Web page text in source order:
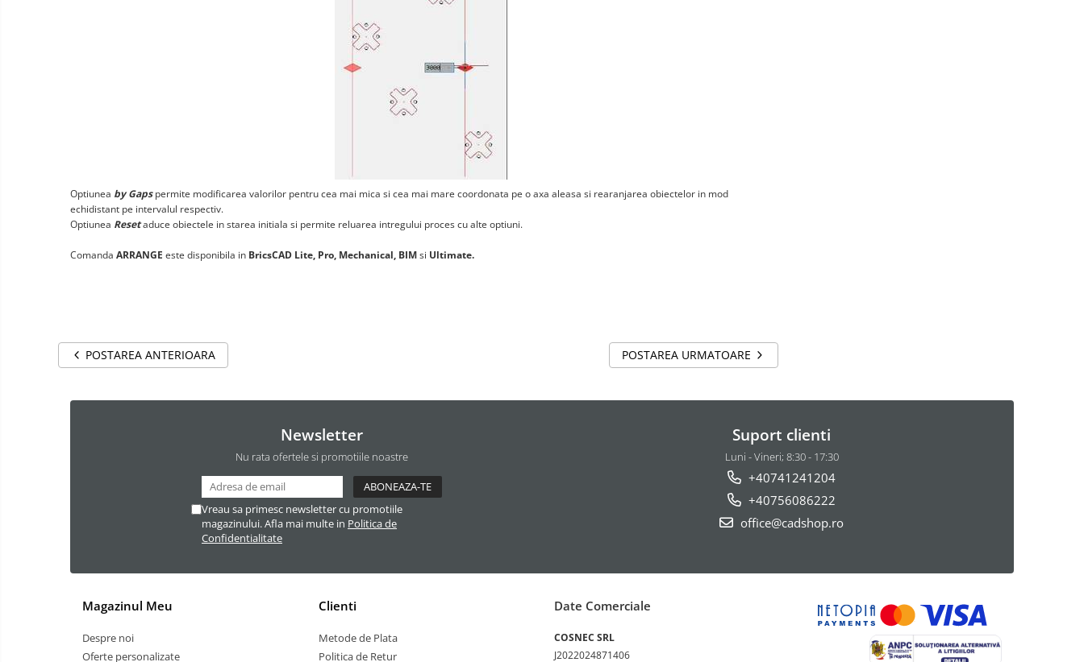
Optiunea by Gapspermite modificarea valorilor pentru cea mai mica si cea mai mare coordonata pe o axa aleasa si rearanjarea obiectelor in mod
echidistant pe intervalul respectiv.
Optiunea Resetaduce obiectele in starea initiala si permite reluarea intregului proces cu alte optiuni.
Comanda ARRANGE este disponibila in BricsCAD Lite, Pro, Mechanical, BIMsi Ultimate.
POSTAREA URMATOARE
POSTAREA ANTERIOARA
Newsletter
Nu rata ofertele si promotiile noastre
Vreau sa primesc newsletter cu promotiile
magazinului. Afla mai multe in Politica de
Confidentialitate
Suport clienti
Luni - Vineri; 8:30 - 17:30
+40741241204
+40756086222
office@cadshop.ro
Magazinul Meu
Despre noi
Oferte personalizate
Clienti
Metode de Plata
Politica de Retur
Date Comerciale
COSNEC SRL
J2022024871406